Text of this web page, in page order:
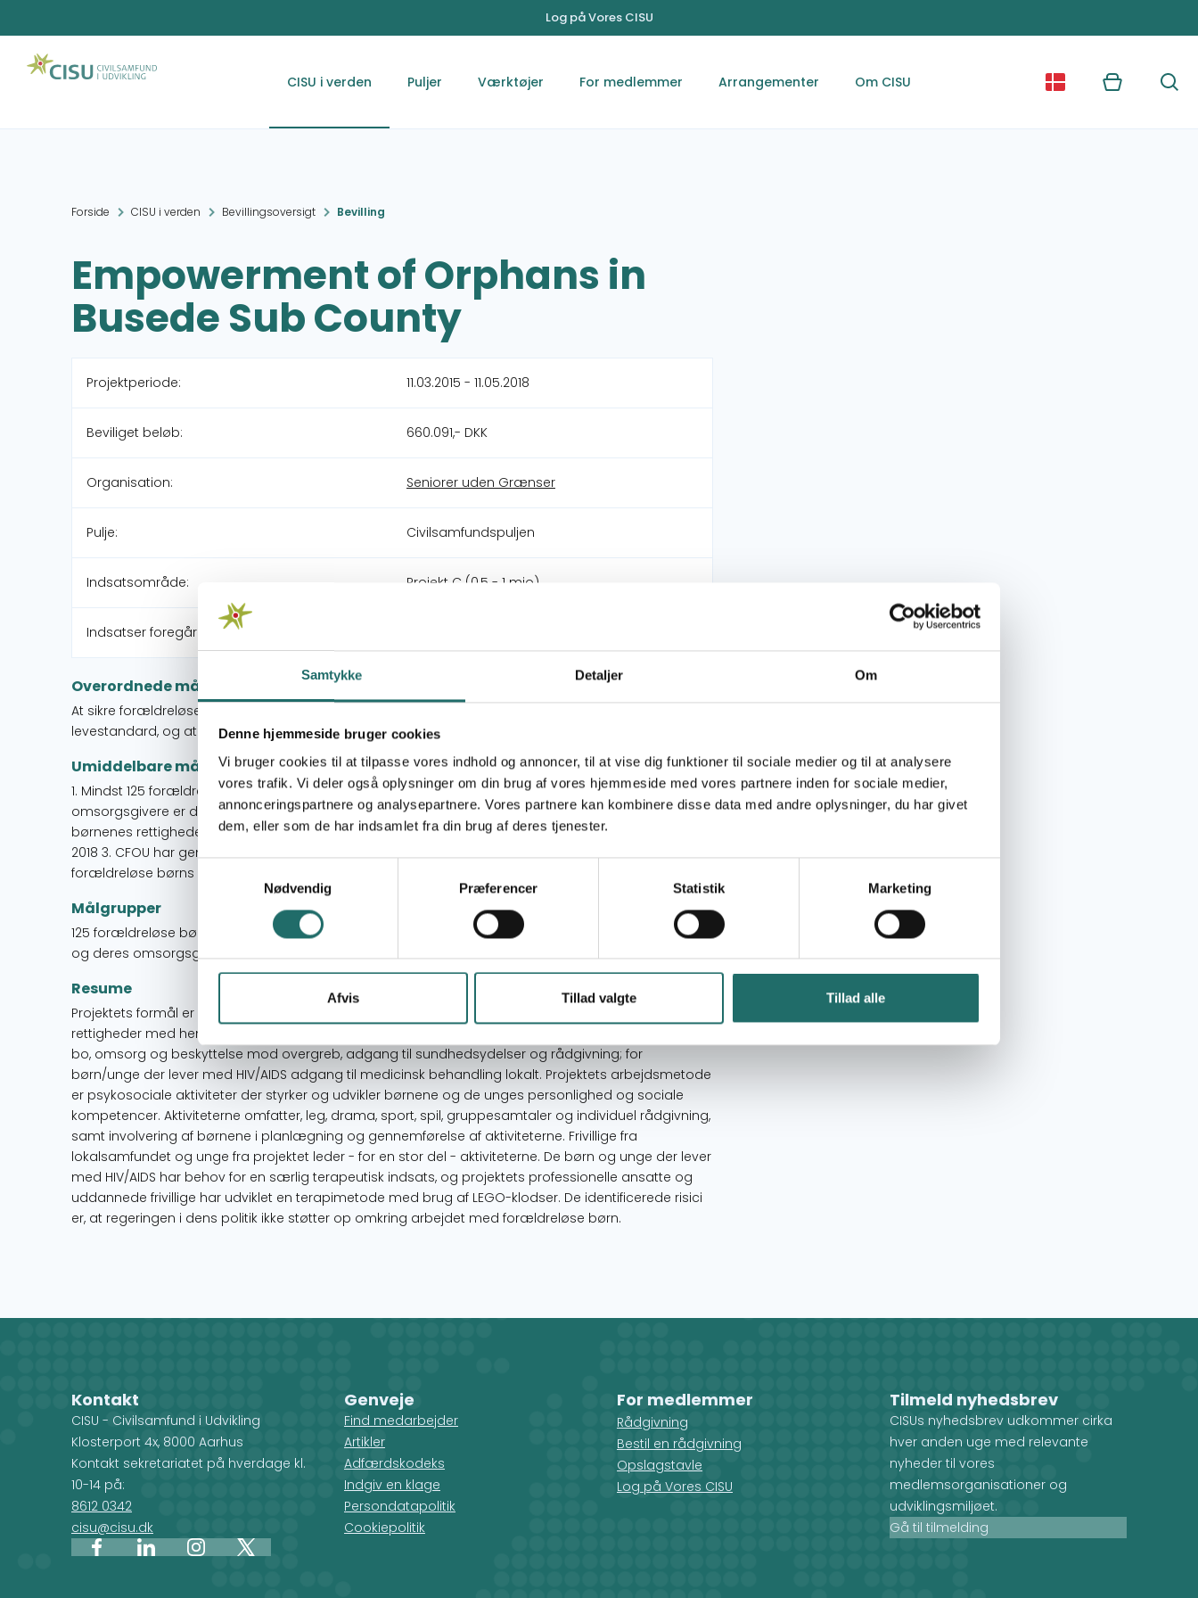
Samtykke Detaljer Om
Denne hjemmeside bruger cookies
Vi bruger cookies til at tilpasse vores indhold og annoncer, til at vise dig funktioner til sociale medier og til at analysere
vores trafik. Vi deler også oplysninger om din brug af vores hjemmeside med vores partnere inden for sociale medier,
annonceringspartnere og analysepartnere. Vores partnere kan kombinere disse data med andre oplysninger, du har givet
dem, eller som de har indsamlet fra din brug af deres tjenester.
Nødvendig
Præferencer Statistik Marketing
Afvis Tillad valgte Tillad alle
Log på Vores CISU
CISU i verden Puljer Værktøjer For medlemmer Arrangementer Om CISU Kurv Søg
Forside CISU i verden Bevillingsoversigt Bevilling
Empowerment of Orphans in
Busede Sub County
Projektperiode: 11.03.2015 - 11.05.2018
Beviliget beløb: 660.091,- DKK
Organisation: Seniorer uden Grænser
Pulje: Civilsamfundspuljen
Indsatsområde: Projekt C (0,5 - 1 mio)
Indsatser foregår i:
Overordnede mål
At sikre forældreløse børn og deres omsorgsgivere i Busede Sub County en tilfredsstillende
levestandard, og at sikre deres rettigheder gennem fortalervirksomhed
Umiddelbare mål
1. Mindst 125 forældreløse børn er styrket personligt og socialt, og sammen med deres
omsorgsgivere er de sikret en tilfredsstillende levestandard, og lokalsamfundene respekterer
børnenes rettigheder 2. CFOU har opnået økonomisk og organisatorisk bæredygtighed i februar
2018 3. CFOU har gennem fortalervirksomhed - rettet mod lokale duty bearers - sikret mindst 125
forældreløse børns deres rettigheder
Målgrupper
125 forældreløse børn og unge samt 199 fra projektets fase 1, 60 børn/unge der lever med HIV/AIDS
og deres omsorgsgivere. Piger og drenge er ligeligt fordelt
Resume
Projektets formål er at sikre forældreløse børn og unge i tre landsbyer i Busede Sub County deres
rettigheder med hensyn til at få mad, beklædning, skolegang og uddannelse, et ordentligt sted at
bo, omsorg og beskyttelse mod overgreb, adgang til sundhedsydelser og rådgivning; for
børn/unge der lever med HIV/AIDS adgang til medicinsk behandling lokalt. Projektets arbejdsmetode
er psykosociale aktiviteter der styrker og udvikler børnene og de unges personlighed og sociale
kompetencer. Aktiviteterne omfatter, leg, drama, sport, spil, gruppesamtaler og individuel rådgivning,
samt involvering af børnene i planlægning og gennemførelse af aktiviteterne. Frivillige fra
lokalsamfundet og unge fra projektet leder - for en stor del - aktiviteterne. De børn og unge der lever
med HIV/AIDS har behov for en særlig terapeutisk indsats, og projektets professionelle ansatte og
uddannede frivillige har udviklet en terapimetode med brug af LEGO-klodser. De identificerede risici
er, at regeringen i dens politik ikke støtter op omkring arbejdet med forældreløse børn.
Kontakt
CISU - Civilsamfund i Udvikling
Klosterport 4x, 8000 Aarhus
Kontakt sekretariatet på hverdage kl.
10-14 på:
8612 0342
cisu@cisu.dk
FacebookLinkedInInstagram
X
Genveje
Find medarbejder
Artikler
Adfærdskodeks
Indgiv en klage
Persondatapolitik
Cookiepolitik
For medlemmer
Rådgivning
Bestil en rådgivning
Opslagstavle
Log på Vores CISU
Tilmeld nyhedsbrev
CISUs nyhedsbrev udkommer cirka
hver anden uge med relevante
nyheder til vores
medlemsorganisationer og
udviklingsmiljøet.
Gå til tilmelding